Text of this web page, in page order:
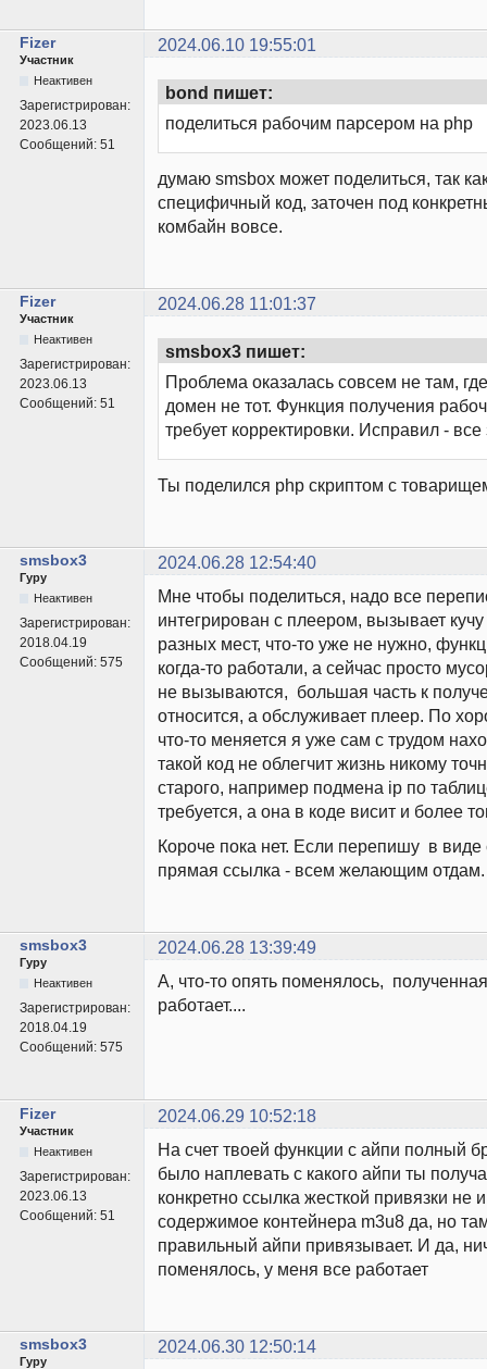
Fizer 2024.06.10 19:55:01
Участник
Неактивен
Зарегистрирован:
2023.06.13
Сообщений: 51
bond пишет:
поделиться рабочим парсером на php
думаю smsbox может поделиться, так
специфичный код, заточен под
комбайн вовсе.
Fizer 2024.06.28 11:01:37
Участник
Неактивен
Зарегистрирован:
2023.06.13
Сообщений: 51
smsbox3 пишет:
Проблема оказалась совсем не там,
домен не тот. Функция получения
требует корректировки. Исправил -
Ты поделился php скриптом с
smsbox3 2024.06.28 12:54:40
Гуру
Неактивен
Зарегистрирован:
2018.04.19
Сообщений: 575
Мне чтобы поделиться, надо все
интегрирован с плеером, вызывает кучу
разных мест, что-то уже не нужно,
когда-то работали, а сейчас просто
не вызываются, большая часть к
относится, а обслуживает плеер. По
что-то меняется я уже сам с трудом
такой код не облегчит жизнь никому
старого, например подмена ip по
требуется, а она в коде висит и более
Короче пока нет. Если перепишу в виде
прямая ссылка - всем желающим
smsbox3 2024.06.28 13:39:49
Гуру
Неактивен
Зарегистрирован:
2018.04.19
Сообщений: 575
А, что-то опять поменялось,
работает....
Fizer 2024.06.29 10:52:18
Участник
Неактивен
Зарегистрирован:
2023.06.13
Сообщений: 51
На счет твоей функции с айпи полный
было наплевать с какого айпи ты
конкретно ссылка жесткой привязки не
содержимое контейнера m3u8 да, но
правильный айпи привязывает. И да,
поменялось, у меня все работает
smsbox3 2024.06.30 12:50:14
Гуру